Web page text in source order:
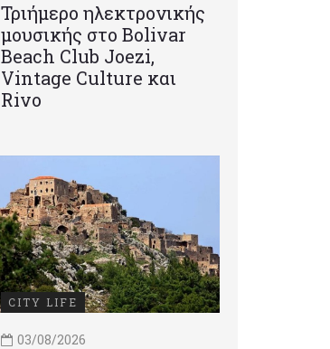
Τριήμερο ηλεκτρονικής
μουσικής στο Bolivar
Beach Club Joezi,
Vintage Culture και
Rivo
CITY LIFE
03/08/2026